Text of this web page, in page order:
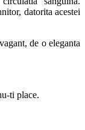
datorita acestei
de o eleganta
ti place.